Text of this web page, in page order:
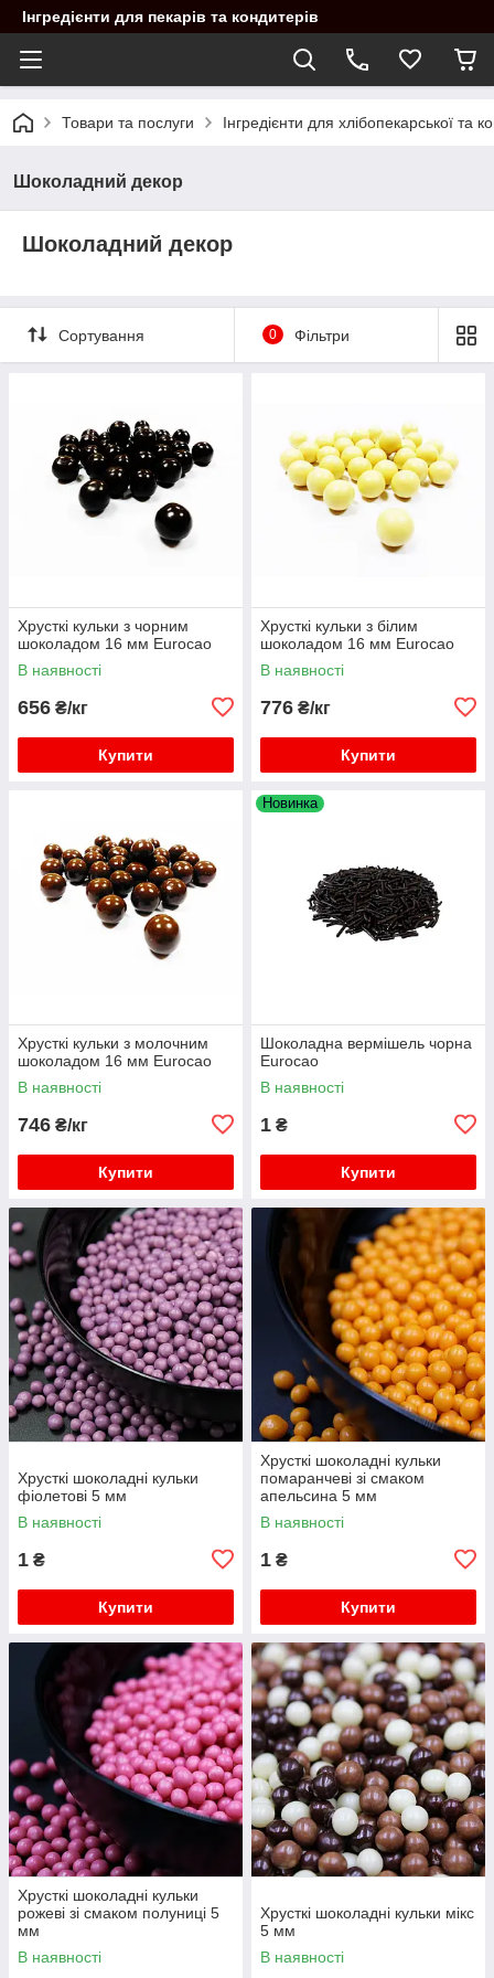
Інгредієнти для пекарів та кондитерів
Товари та послуги Інгредієнти для хлібопекарської та
Шоколадний декор
Шоколадний декор
Сортування 0 Фільтри
Хрусткі кульки з чорним
шоколадом 16 мм Eurocao
В наявності
656 ₴/кг
Купити
Хрусткі кульки з білим
шоколадом 16 мм Eurocao
В наявності
776 ₴/кг
Купити
Хрусткі кульки з молочним
шоколадом 16 мм Eurocao
В наявності
746 ₴/кг
Купити
Новинка
Шоколадна вермішель чорна
Eurocao
В наявності
1 ₴
Купити
Хрусткі шоколадні кульки
фіолетові 5 мм
В наявності
1 ₴
Купити
Хрусткі шоколадні кульки
помаранчеві зі смаком
апельсина 5 мм
В наявності
1 ₴
Купити
Хрусткі шоколадні кульки
рожеві зі смаком полуниці 5
мм
В наявності
Хрусткі шоколадні кульки мікс
5 мм
В наявності